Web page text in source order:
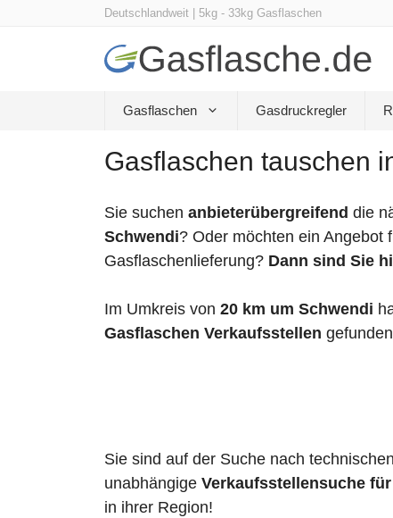
Deutschlandweit | 5kg - 33kg Gasflaschen
Gasflaschen Gasdruckregler
Gasflaschen tauschen
Sie suchen anbieterübergreifend die
Schwendi? Oder möchten ein Angebot
Gasflaschenlieferung? Dann sind Sie
Im Umkreis von 20 km um Schwendi
Gasflaschen Verkaufsstellen
Sie sind auf der Suche nach
unabhängige Verkaufsstellensuche
in ihrer Region!